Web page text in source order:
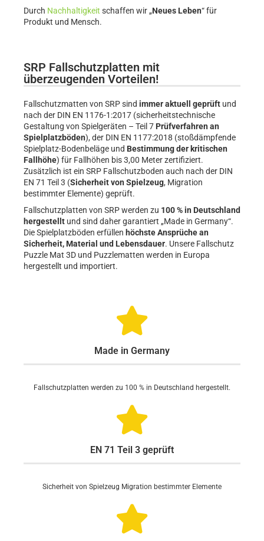
Durch Nachhaltigkeit schaffen wir „Neues Leben“ für
Produkt und Mensch.
SRP Fallschutzplatten mit
überzeugenden Vorteilen!
Fallschutzmatten von SRP sind immer aktuell geprüft und
nach der DIN EN 1176-1:2017 (sicherheitstechnische
Gestaltung von Spielgeräten – Teil 7 Prüfverfahren an
Spielplatzböden), der DIN EN 1177:2018 (stoßdämpfende
Spielplatz-Bodenbeläge und Bestimmung der kritischen
Fallhöhe) für Fallhöhen bis 3,00 Meter zertifiziert.
Zusätzlich ist ein SRP Fallschutzboden auch nach der DIN
EN 71 Teil 3 (Sicherheit von Spielzeug, Migration
bestimmter Elemente) geprüft.
Fallschutzplatten von SRP werden zu 100 % in Deutschland
hergestellt und sind daher garantiert „Made in Germany“.
Die Spielplatzböden erfüllen höchste Ansprüche an
Sicherheit, Material und Lebensdauer. Unsere Fallschutz
Puzzle Mat 3D und Puzzlematten werden in Europa
hergestellt und importiert.
Made in Germany
Fallschutzplatten werden zu 100 % in Deutschland hergestellt.
EN 71 Teil 3 geprüft
Sicherheit von Spielzeug Migration bestimmter Elemente